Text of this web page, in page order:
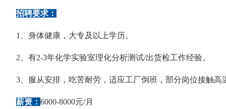
招聘要求：
1、身体健康，大专及以上学历。
2、有2-3年化学实验室理化分析测试/出货检工作经验。
3、服从安排，吃苦耐劳，适应工厂倒班，部分岗位接触高
薪资： 6000-8000元/月